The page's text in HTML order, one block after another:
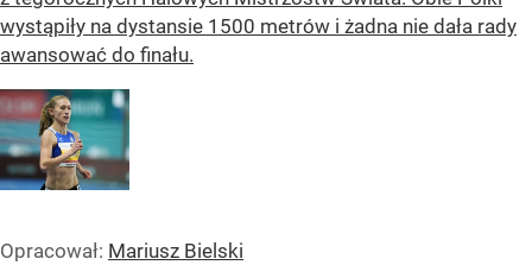
wystąpiły na dystansie 1500 metrów i żadna nie dała rady
awansować do finału.
Opracował: Mariusz Bielski